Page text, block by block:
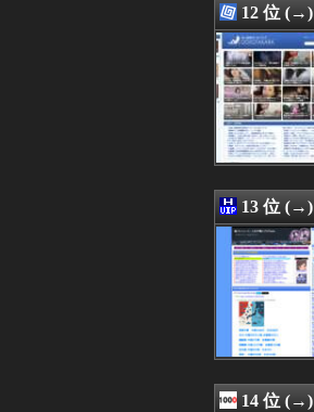
08/06 08:22
08/06 08:20
08/06 08:20
08/06 08:20
08/06 08:20
08/06 08:20
08/06 08:19
08/06 08:18
08/06 08:18
08/06 08:18
08/06 08:18
08/06 08:18
08/06 08:18
08/06 08:17
08/06 08:16
08/06 08:15
08/06 08:15
08/06 08:15
08/06 08:14
08/06 08:13
12 位 (→)
13 位 (→)
14 位 (→)